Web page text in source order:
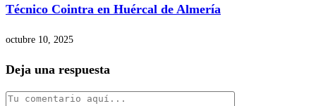
Técnico Cointra en Huércal de Almería
octubre 10, 2025
Deja una respuesta
Comentario